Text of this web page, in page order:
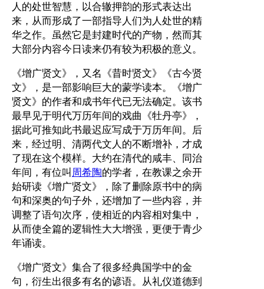
人的处世智慧，以合辙押韵的形式表达出
来，从而形成了一部指导人们为人处世的精
华之作。虽然它是封建时代的产物，然而其
大部分内容今日读来仍有较为积极的意义。
《增广贤文》，又名《昔时贤文》《古今贤
文》，是一部影响巨大的蒙学读本。《增广
贤文》的作者和成书年代已无法确定。该书
最早见于明代万历年间的戏曲《牡丹亭》，
据此可推知此书最迟应写成于万历年间。后
来，经过明、清两代文人的不断增补，才成
了现在这个模样。大约在清代的咸丰、同治
年间，有位叫 周希陶的学者，在教课之余开
始研读《增广贤文》，除了删除原书中的病
句和深奥的句子外，还增加了一些内容，并
调整了语句次序，使相近的内容相对集中，
从而使全篇的逻辑性大大增强，更便于青少
年诵读。
《增广贤文》集合了很多经典国学中的金
句，衍生出很多有名的谚语。从礼仪道德到